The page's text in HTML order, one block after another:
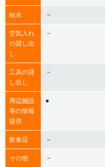
給水 －
空気入れ
の貸し出
し
－
工具の貸
し出し
－
周辺施設
等の情報
提供
●
飲食店 －
その他 －